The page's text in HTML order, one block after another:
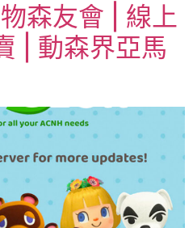
森友會 | 線上
| 動森界亞馬